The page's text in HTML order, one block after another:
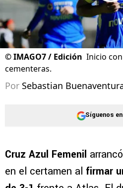
©IMAGO7 / Edición Inicio
cementeras.
Por Sebastian
Síguenos
Cruz Azul Femenil
en el certamen al firmar